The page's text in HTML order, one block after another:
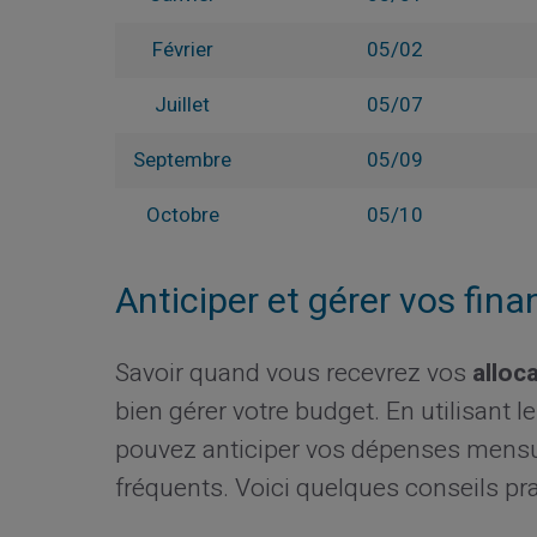
Février
05/02
Juillet
05/07
Septembre
05/09
Octobre
05/10
Anticiper et gérer vos
Savoir quand vous recevrez vos
bien gérer votre budget. En utilisant le
pouvez anticiper vos dépenses
fréquents. Voici quelques conseils